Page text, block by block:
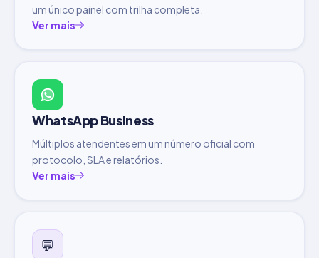
um único painel com trilha completa.
Ver mais
WhatsApp Business
Múltiplos atendentes em um número oficial com
protocolo, SLA e relatórios.
Ver mais
💬